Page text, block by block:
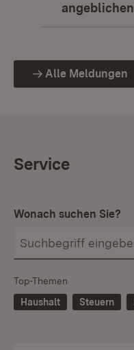
Alle Meldungen
Service
Wonach suchen Sie?
Top-Themen
Haushalt
Steuern